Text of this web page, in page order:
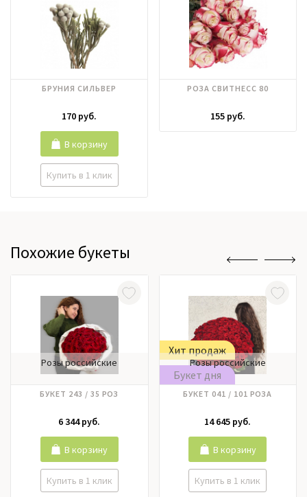
БРУНИЯ СИЛЬВЕР
170 руб.
Купить в 1 клик
В корзину
РОЗА СВИТНЕСС 80
155 руб.
Похожие букеты
Розы российские
БУКЕТ 243 / 35 РОЗ
6 344 руб.
Купить в 1 клик
В корзину
Розы российские
Хит продаж
Букет дня
БУКЕТ 041 / 101 РОЗА
14 645 руб.
Купить в 1 клик
В корзину